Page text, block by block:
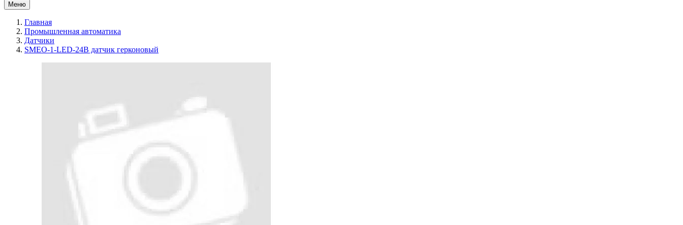
Меню
Главная
Промышленная автоматика
Датчики
SMEO-1-LED-24B датчик герконовый